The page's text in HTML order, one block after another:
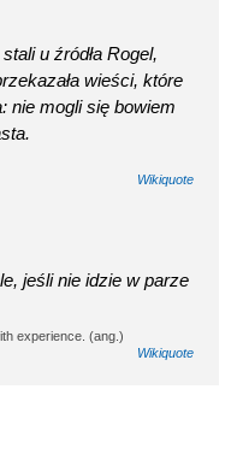
u źródła Rogel,
wieści, które
nie mogli się bowiem
Wikiquote
jeśli nie idzie w parze
experience. (ang.)
Wikiquote